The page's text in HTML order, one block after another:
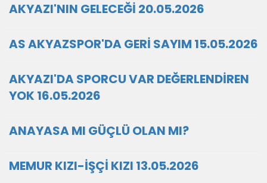
AKYAZI'NIN GELECEĞİ 20.05.2026
AS AKYAZSPOR'DA GERİ SAYIM 15.05.2026
AKYAZI'DA SPORCU VAR DEĞERLENDİREN
YOK 16.05.2026
ANAYASA MI GÜÇLÜ OLAN MI?
MEMUR KIZI-İŞÇİ KIZI 13.05.2026